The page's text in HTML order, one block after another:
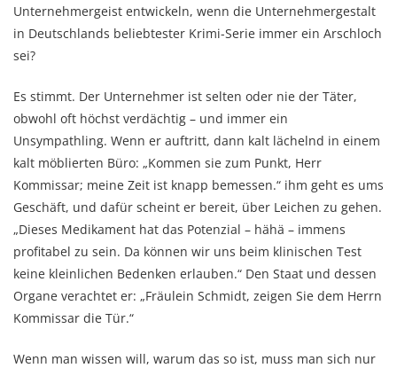
Unternehmergeist entwickeln, wenn die Unternehmergestalt
in Deutschlands beliebtester Krimi-Serie immer ein Arschloch
sei?
Es stimmt. Der Unternehmer ist selten oder nie der Täter,
obwohl oft höchst verdächtig – und immer ein
Unsympathling. Wenn er auftritt, dann kalt lächelnd in einem
kalt möblierten Büro: „Kommen sie zum Punkt, Herr
Kommissar; meine Zeit ist knapp bemessen.“ ihm geht es ums
Geschäft, und dafür scheint er bereit, über Leichen zu gehen.
„Dieses Medikament hat das Potenzial – hähä – immens
profitabel zu sein. Da können wir uns beim klinischen Test
keine kleinlichen Bedenken erlauben.“ Den Staat und dessen
Organe verachtet er: „Fräulein Schmidt, zeigen Sie dem Herrn
Kommissar die Tür.“
Wenn man wissen will, warum das so ist, muss man sich nur